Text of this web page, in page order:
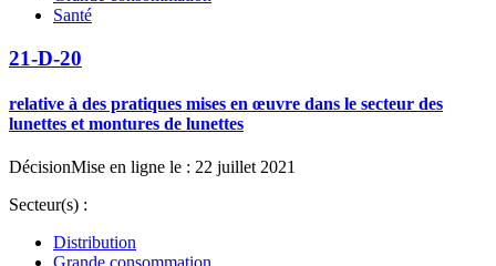
Santé
21-D-20
relative à des pratiques mises en œuvre dans le secteur des
lunettes et montures de lunettes
DécisionMise en ligne le : 22 juillet 2021
Secteur(s) :
Distribution